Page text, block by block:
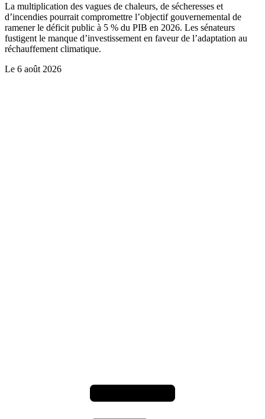
La multiplication des vagues de chaleurs, de sécheresses et
d’incendies pourrait compromettre l’objectif gouvernemental de
ramener le déficit public à 5 % du PIB en 2026. Les sénateurs
fustigent le manque d’investissement en faveur de l’adaptation au
réchauffement climatique.
Le 6 août 2026